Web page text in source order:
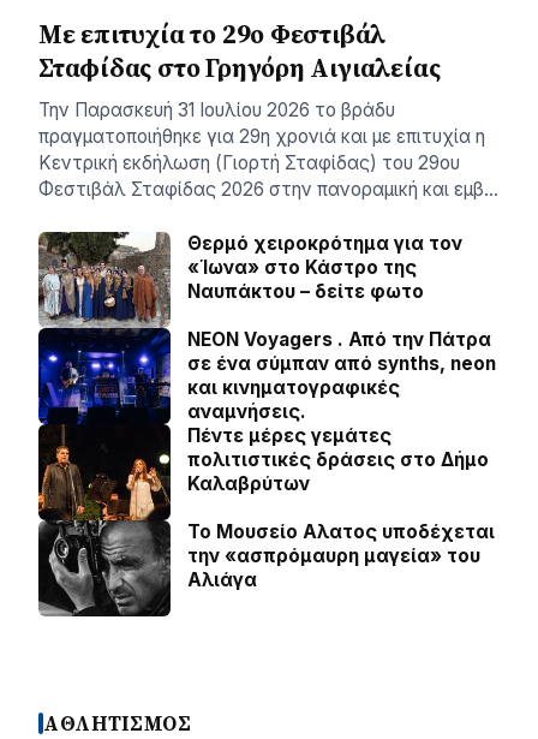
Με επιτυχία το 29ο Φεστιβάλ
Σταφίδας στο Γρηγόρη Aιγιαλείας
Την Παρασκευή 31 Ιουλίου 2026 το βράδυ
πραγματοποιήθηκε για 29η χρονιά και με επιτυχία η
Κεντρική εκδήλωση (Γιορτή Σταφίδας) του 29ου
Φεστιβάλ Σταφίδας 2026 στην πανοραμική και εμβ…
Θερμό χειροκρότημα για τον
«Ίωνα» στο Κάστρο της
Ναυπάκτου – δείτε φωτο
NEON Voyagers . Από την Πάτρα
σε ένα σύμπαν από synths, neon
και κινηματογραφικές
αναμνήσεις.
Πέντε μέρες γεμάτες
πολιτιστικές δράσεις στο Δήμο
Καλαβρύτων
Το Μουσείο Αλατος υποδέχεται
την «ασπρόμαυρη μαγεία» του
Αλιάγα
ΑΘΛΗΤΙΣΜΟΣ